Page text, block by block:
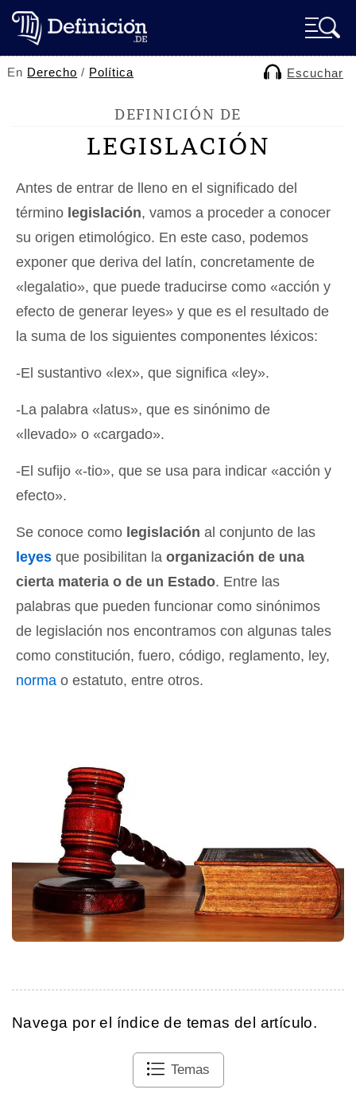
En Derecho / Política Escuchar
DEFINICIÓN DE
LEGISLACIÓN
Antes de entrar de lleno en el significado del
término legislación, vamos a proceder a conocer
su origen etimológico. En este caso, podemos
exponer que deriva del latín, concretamente de
«legalatio», que puede traducirse como «acción y
efecto de generar leyes» y que es el resultado de
la suma de los siguientes componentes léxicos:
-El sustantivo «lex», que significa «ley».
-La palabra «latus», que es sinónimo de
«llevado» o «cargado».
-El sufijo «-tio», que se usa para indicar «acción y
efecto».
Se conoce como legislación al conjunto de las
leyes que posibilitan la organización de una
cierta materia o de un Estado. Entre las
palabras que pueden funcionar como sinónimos
de legislación nos encontramos con algunas tales
como constitución, fuero, código, reglamento, ley,
norma o estatuto, entre otros.
Navega por el índice de temas del artículo.
Temas